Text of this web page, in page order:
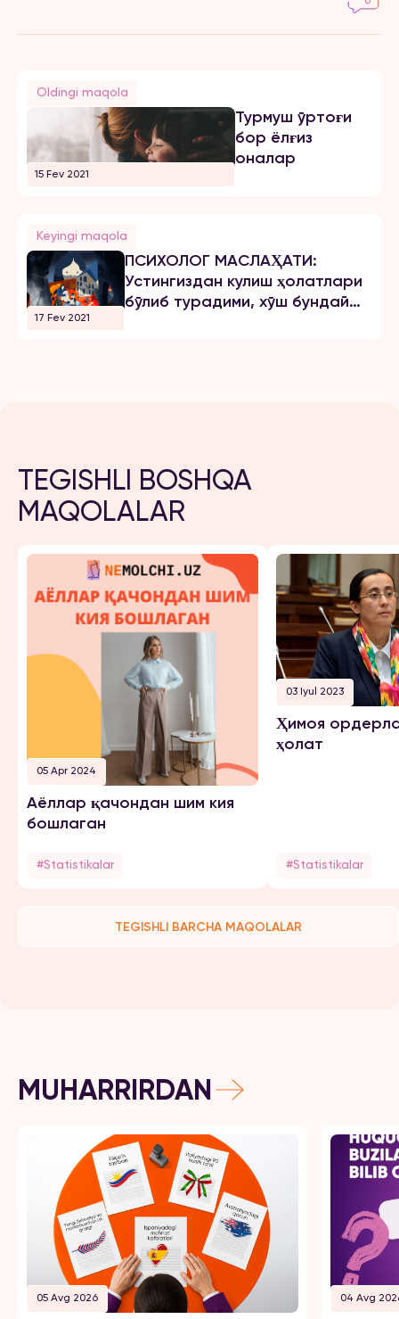
Oldingi maqola
15 Fev 2021
Турмуш ўртоғи
бор ёлғиз
оналар
Keyingi maqola
17 Fev 2021
ПСИХОЛОГ МАСЛАҲАТИ:
Устингиздан кулиш ҳолатлари
бўлиб турадими, хўш бундай
TEGISHLI BOSHQA
MAQOLALAR
05 Apr 2024
Аёллар қачондан шим кия
бошлаган
#Statistikalar
03 Iyul 2023
Ҳимоя
ҳолат
#Statistikalar
TEGISHLI BARCHA MAQOLALAR
MUHARRIRDAN
05 Avg 2026 04 Avg